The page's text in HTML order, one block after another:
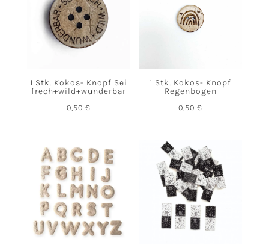
1 Stk. Kokos- Knopf Sei
frech+wild+wunderbar
0,50 €
1 Stk. Kokos- Knopf
Regenbogen
0,50€